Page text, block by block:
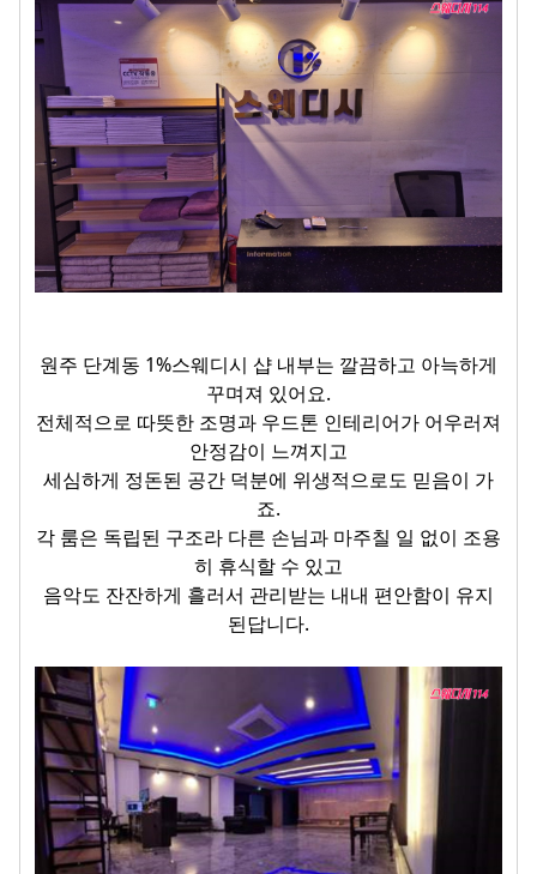
원주 단계동 1%스웨디시 샵 내부는 깔끔하고 아늑하게
꾸며져 있어요.
전체적으로 따뜻한 조명과 우드톤 인테리어가 어우러져
안정감이 느껴지고
세심하게 정돈된 공간 덕분에 위생적으로도 믿음이 가
죠.
각 룸은 독립된 구조라 다른 손님과 마주칠 일 없이 조용
히 휴식할 수 있고
음악도 잔잔하게 흘러서 관리받는 내내 편안함이 유지
된답니다.